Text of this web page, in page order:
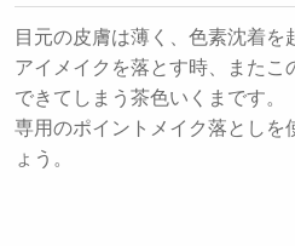
目元の皮膚は薄く、色素沈着を
アイメイクを落とす時、また
できてしまう茶色いくまです。
専用のポイントメイク落とし
ょう。